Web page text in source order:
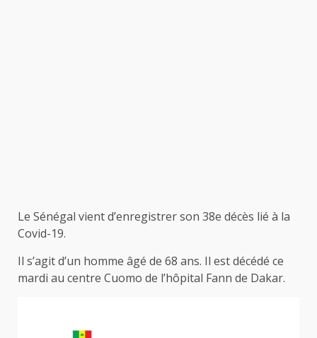
Le Sénégal vient d’enregistrer son 38e décès lié à la
Covid-19.
Il s’agit d’un homme âgé de 68 ans. Il est décédé ce
mardi au centre Cuomo de l’hôpital Fann de Dakar.